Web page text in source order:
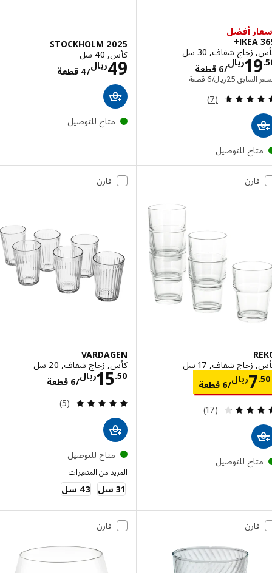
أفضل
IKEA
شفاف, 30 سل
ريال
/6 قطعة الاسعار ريال 19.50/6 قطعة
السابق ريال25 /6 قطعة السعر السابق ريال 25/6 قطعة
مراجعة: 4.6 من أصل 5 نجوم. إجمالي المراجعات:
(7)
للتوصيل
STOCKHOLM 2025
كأس, 40 سل
ريال49 /4 قطعة الاسعار ريال
متاح للتوصيل
قارن
شفاف, 17 سل
ريال7.
/6 قطعة الاسعار ريال 7.50/6 قطعة
مراجعة: 4.2 من أصل 5 نجوم. إجمالي المراجعات:
(17)
للتوصيل
قارن
VARDAGEN
كأس, زجاج شفاف, 20 سل
ريال15 /6 قطعة الاسعار ريال
مراجعة: 4.8 من أصل 5 نجوم. إجمالي المراجعات:
(5)
متاح للتوصيل
المزيد من المتغيرات
VARDAGEN
43 سل
قارن قارن